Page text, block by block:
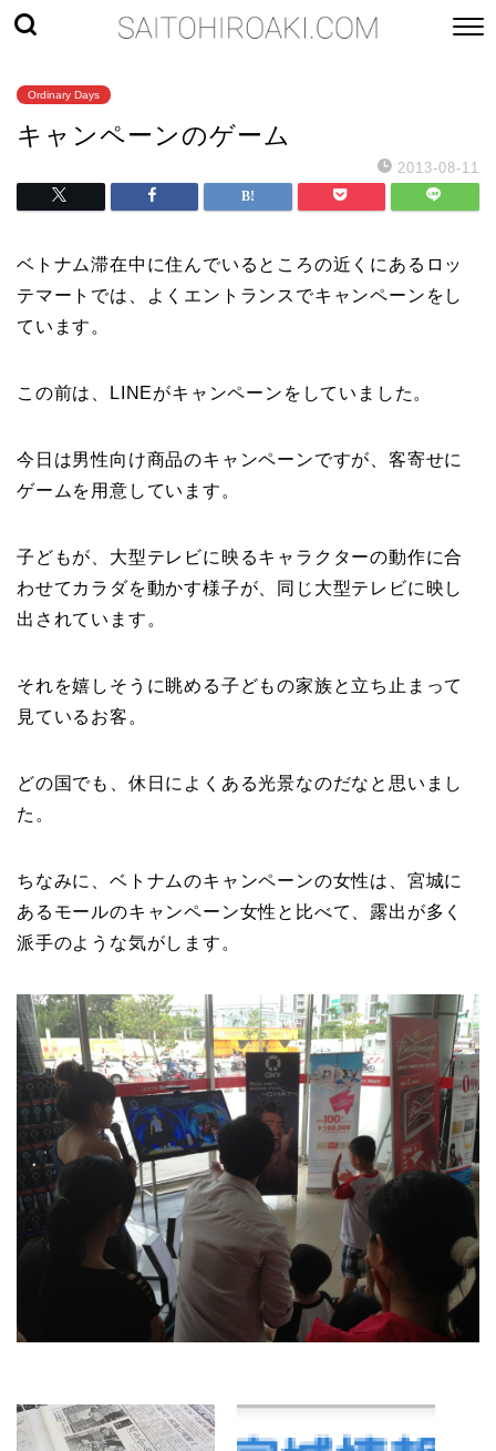
Ordinary Days
キャンペーンのゲーム
2013-08-11
ベトナム滞在中に住んでいるところの近くにあるロッ
テマートでは、よくエントランスでキャンペーンをし
ています。
この前は、LINEがキャンペーンをしていました。
今日は男性向け商品のキャンペーンですが、客寄せに
ゲームを用意しています。
子どもが、大型テレビに映るキャラクターの動作に合
わせてカラダを動かす様子が、同じ大型テレビに映し
出されています。
それを嬉しそうに眺める子どもの家族と立ち止まって
見ているお客。
どの国でも、休日によくある光景なのだなと思いまし
た。
ちなみに、ベトナムのキャンペーンの女性は、宮城に
あるモールのキャンペーン女性と比べて、露出が多く
派手のような気がします。